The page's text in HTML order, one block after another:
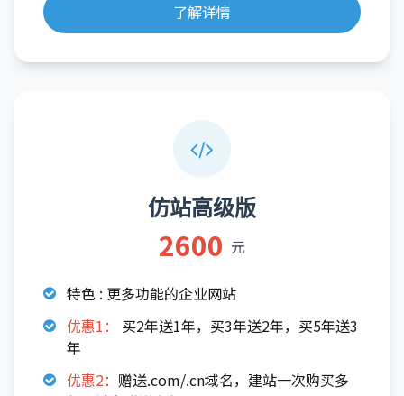
了解详情
仿站高级版
2600 元
特色 : 更多功能的企业网站
优惠1：
买2年送1年，买3年送2年，买5年送3
年
优惠2： 赠送.com/.cn域名，建站一次购买多